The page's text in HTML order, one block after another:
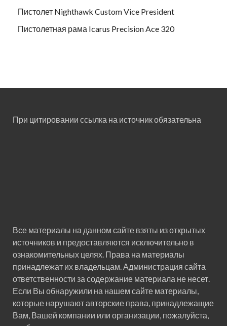
Пистолет Nighthawk Custom Vice President
Пистолетная рама Icarus Precision Ace 320
При цитировании ссылка на источник обязательна
Все материалы на данном сайте взяты из открытых
источников и предоставляются исключительно в
ознакомительных целях. Права на материалы
принадлежат их владельцам. Администрация сайта
ответственности за содержание материала не несет.
Если Вы обнаружили на нашем сайте материалы,
которые нарушают авторские права, принадлежащие
Вам, Вашей компании или организации, пожалуйста,